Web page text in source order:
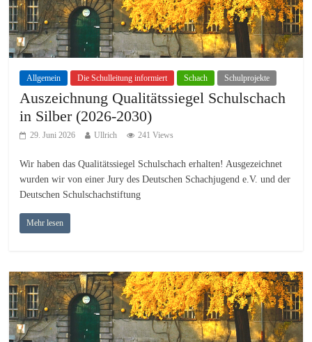
Allgemein Die Schulleitung informiert Schach Schulprojekte
Auszeichnung Qualitätssiegel Schulschach
in Silber (2026-2030)
29. Juni 2026 Ullrich 241 Views
Wir haben das Qualitätssiegel Schulschach erhalten! Ausgezeichnet
wurden wir von einer Jury des Deutschen Schachjugend e.V. und der
Deutschen Schulschachstiftung
Mehr lesen